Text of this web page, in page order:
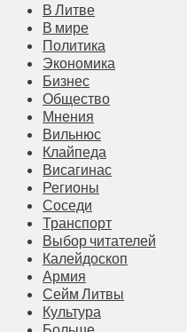
В Литве
В мире
Политика
Экономика
Бизнес
Общество
Мнения
Вильнюс
Клайпеда
Висагинас
Регионы
Соседи
Транспорт
Выбор читателей
Калейдоскоп
Армия
Сейм Литвы
Культура